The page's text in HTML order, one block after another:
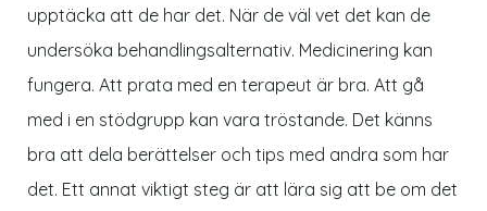
upptäcka att de har det. När de väl vet det kan de
undersöka behandlingsalternativ. Medicinering kan
fungera. Att prata med en terapeut är bra. Att gå
med i en stödgrupp kan vara tröstande. Det känns
bra att dela berättelser och tips med andra som har
det. Ett annat viktigt steg är att lära sig att be om det